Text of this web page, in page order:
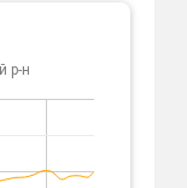
р-н